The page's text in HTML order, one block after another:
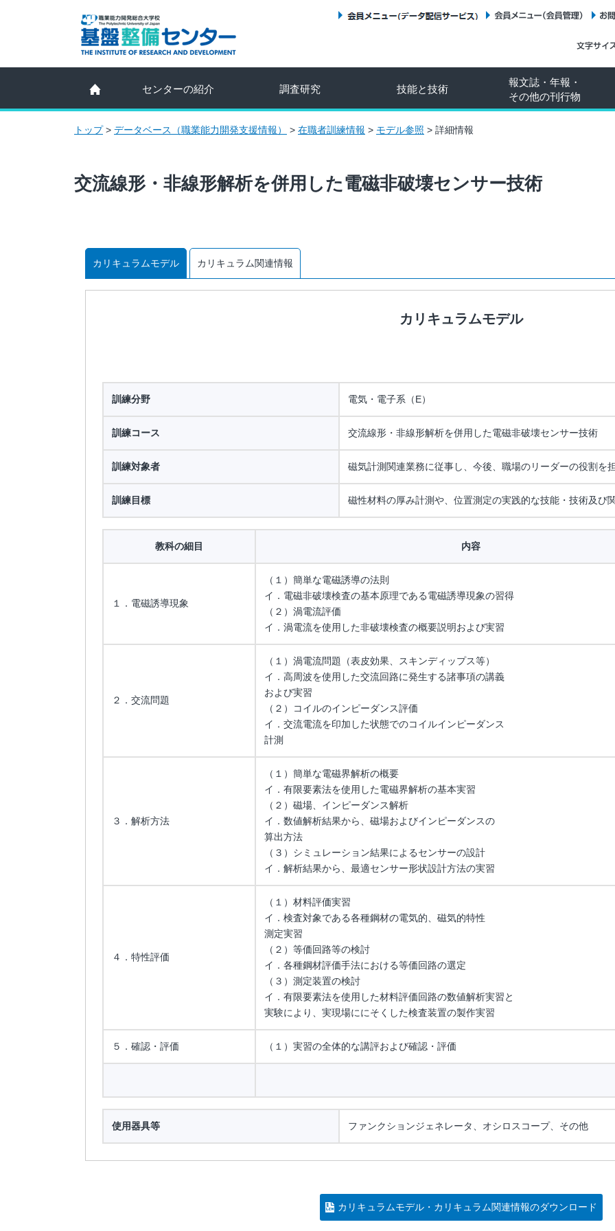
センターの紹介 調査研究 技能と技術
報文誌・年報・
その他の刊行物
トップ> データベース（職業能力開発支援情報） > 在職者訓練情報 > モデル参照 > 詳細情報
交流線形・非線形解析を併用した電磁非破壊センサー技術
カリキュラムモデル カリキュラム関連情報
カリキュラムモデル
訓練分野 電気・電子系（E）
訓練コース 交流線形・非線形解析を併用した電磁非破壊センサー技術
訓練対象者 磁気計測関連業務に従事し、今後、職場のリーダーの役割を
訓練目標 磁性材料の厚み計測や、位置測定の実践的な技能・技術及び
教科の細目 内容
１．電磁誘導現象
（１）簡単な電磁誘導の法則
イ．電磁非破壊検査の基本原理である電磁誘導現象の習得
（２）渦電流評価
イ．渦電流を使用した非破壊検査の概要説明および実習
２．交流問題
（１）渦電流問題（表皮効果、スキンディップス等）
イ．高周波を使用した交流回路に発生する諸事項の講義
および実習
（２）コイルのインピーダンス評価
イ．交流電流を印加した状態でのコイルインピーダンス
計測
３．解析方法
（１）簡単な電磁界解析の概要
イ．有限要素法を使用した電磁界解析の基本実習
（２）磁場、インピーダンス解析
イ．数値解析結果から、磁場およびインピーダンスの
算出方法
（３）シミュレーション結果によるセンサーの設計
イ．解析結果から、最適センサー形状設計方法の実習
４．特性評価
（１）材料評価実習
イ．検査対象である各種鋼材の電気的、磁気的特性
測定実習
（２）等価回路等の検討
イ．各種鋼材評価手法における等価回路の選定
（３）測定装置の検討
イ．有限要素法を使用した材料評価回路の数値解析実習と
実験により、実現場ににそくした検査装置の製作実習
５．確認・評価 （１）実習の全体的な講評および確認・評価
使用器具等 ファンクションジェネレータ、オシロスコープ、その他
カリキュラムモデル・カリキュラム関連情報のダウンロード